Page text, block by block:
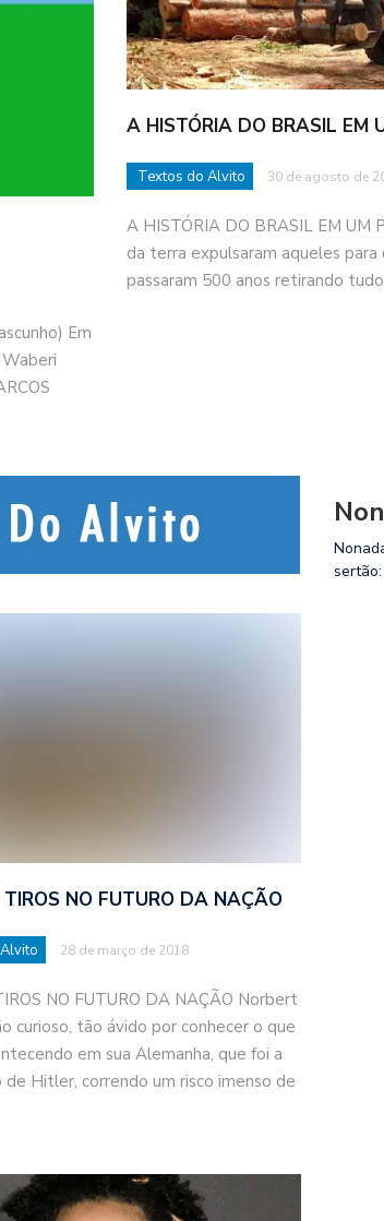
Em
A HISTÓRIA DO BRASIL EM
Textos do Alvito 30 de agosto de
A HISTÓRIA DO BRASIL EM UM
da terra expulsaram aqueles
passaram 500 anos retirando
NO FUTURO DA NAÇÃO
28 de março de 2018
NO FUTURO DA NAÇÃO Norbert
curioso, tão ávido por conhecer o que
em sua Alemanha, que foi a
de Hitler, correndo um risco imenso de